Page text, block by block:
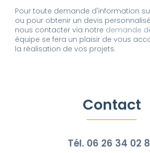
Pour toute demande d'information
ou pour obtenir un devis
nous contacter via notre demande
équipe se fera un plaisir de vous
la réalisation de vos projets.
Contact
Tél. 06 26 34 02